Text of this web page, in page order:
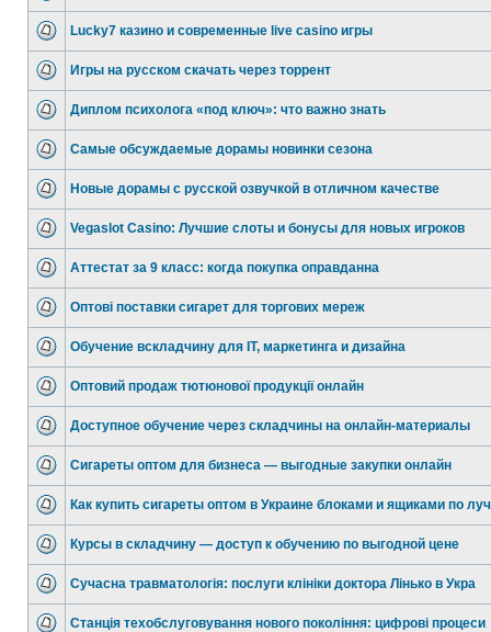
Lucky7 казино и современные live casino игры
Игры на русском скачать через торрент
Диплом психолога «под ключ»: что важно знать
Самые обсуждаемые дорамы новинки сезона
Новые дорамы с русской озвучкой в отличном качестве
Vegaslot Casino: Лучшие слоты и бонусы для новых игроков
Аттестат за 9 класс: когда покупка оправданна
Оптові поставки сигарет для торгових мереж
Обучение вскладчину для IT, маркетинга и дизайна
Оптовий продаж тютюнової продукції онлайн
Доступное обучение через складчины на онлайн-материалы
Сигареты оптом для бизнеса — выгодные закупки онлайн
Как купить сигареты оптом в Украине блоками и ящиками по луч
Курсы в складчину — доступ к обучению по выгодной цене
Сучасна травматологія: послуги клініки доктора Лінько в Укра
Станція техобслуговування нового покоління: цифрові процеси